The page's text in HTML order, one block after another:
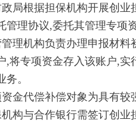
根据担保机构开展创业担
管理协议,委托其管理专项
机构负责办理申报材料初
,将专项资金存入该账户,
。
代偿补偿对象为具有较强
与合作银行需签订创业担